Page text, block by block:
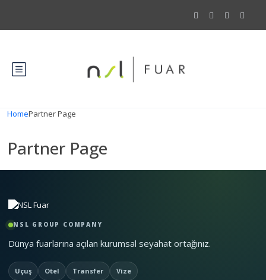
HomePartner Page
Partner Page
NSL GROUP COMPANY
Dünya fuarlarına açılan kurumsal seyahat ortağınız.
Uçuş Otel Transfer Vize